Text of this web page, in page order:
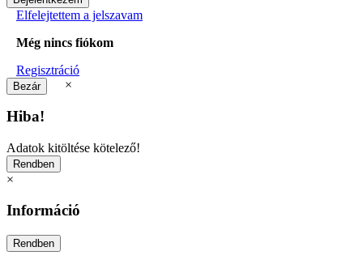
Elfelejtettem a jelszavam
Még nincs fiókom
Regisztráció
×
Hiba!
Adatok kitöltése kötelező!
×
Információ